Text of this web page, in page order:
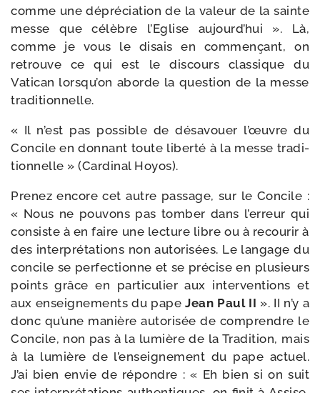
comme une dépré­cia­tion de la valeur de la sainte
messe que célèbre l’Eglise aujourd’­hui ». Là,
comme je vous le disais en com­men­çant, on
retrouve ce qui est le dis­cours clas­sique du
Vatican lors­qu’on aborde la ques­tion de la messe
traditionnelle.
« Il n’est pas pos­sible de désa­vouer l’œuvre du
Concile en don­nant toute liber­té à la messe tra­di­
tion­nelle » (Cardinal Hoyos).
Prenez encore cet autre pas­sage, sur le Concile :
« Nous ne pou­vons pas tom­ber dans l’er­reur qui
consiste à en faire une lec­ture libre ou à recou­rir à
des inter­pré­ta­tions non auto­ri­sées. Le lan­gage du
concile se per­fec­tionne et se pré­cise en plu­sieurs
points grâce en par­ti­cu­lier aux inter­ven­tions et
aux ensei­gne­ments du pape Jean Paul II ». II n’y a
donc qu’une manière auto­ri­sée de com­prendre le
Concile, non pas à la lumière de la Tradition, mais
à la lumière de l’en­sei­gne­ment du pape actuel.
J’ai bien envie de répondre : « Eh bien si on suit